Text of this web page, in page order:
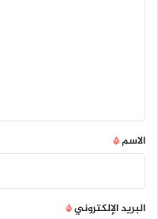
*
الاسم*
البريد الإلكتروني*